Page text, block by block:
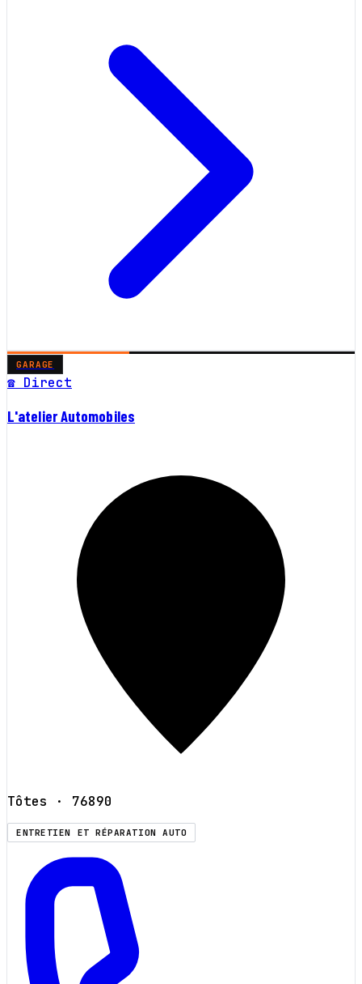
GARAGE
☎ Direct
L'atelier Automobiles
Tôtes · 76890
ENTRETIEN ET RÉPARATION AUTO